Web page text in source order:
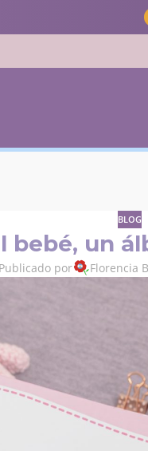
BLOG
bebé, un
Publicado por Florencia